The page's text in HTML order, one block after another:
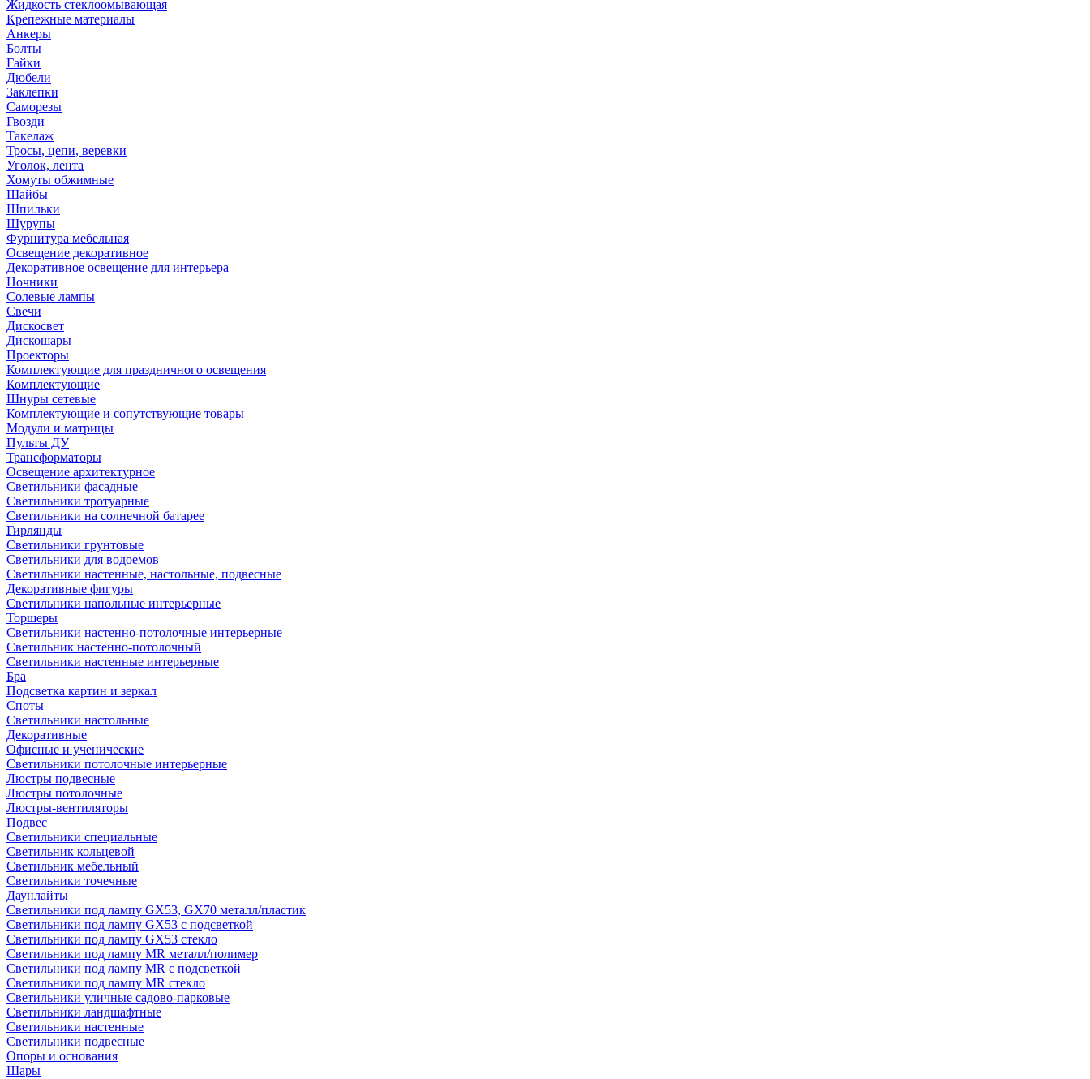
Жидкость стеклоомывающая
Крепежные материалы
Анкеры
Болты
Гайки
Дюбели
Заклепки
Саморезы
Гвозди
Такелаж
Тросы, цепи, веревки
Уголок, лента
Хомуты обжимные
Шайбы
Шпильки
Шурупы
Фурнитура мебельная
Освещение декоративное
Декоративное освещение для интерьера
Ночники
Солевые лампы
Свечи
Дискосвет
Дискошары
Проекторы
Комплектующие для праздничного освещения
Комплектующие
Шнуры сетевые
Комплектующие и сопутствующие товары
Модули и матрицы
Пульты ДУ
Трансформаторы
Освещение архитектурное
Светильники фасадные
Светильники тротуарные
Светильники на солнечной батарее
Гирлянды
Светильники грунтовые
Светильники для водоемов
Светильники настенные, настольные, подвесные
Декоративные фигуры
Светильники напольные интерьерные
Торшеры
Светильники настенно-потолочные интерьерные
Светильник настенно-потолочный
Светильники настенные интерьерные
Бра
Подсветка картин и зеркал
Споты
Светильники настольные
Декоративные
Офисные и ученические
Светильники потолочные интерьерные
Люстры подвесные
Люстры потолочные
Люстры-вентиляторы
Подвес
Светильники специальные
Светильник кольцевой
Светильник мебельный
Светильники точечные
Даунлайты
Светильники под лампу GX53, GX70 металл/пластик
Светильники под лампу GX53 с подсветкой
Светильники под лампу GX53 стекло
Светильники под лампу MR металл/полимер
Светильники под лампу MR с подсветкой
Светильники под лампу MR стекло
Светильники уличные садово-парковые
Светильники ландшафтные
Светильники настенные
Светильники подвесные
Опоры и основания
Шары